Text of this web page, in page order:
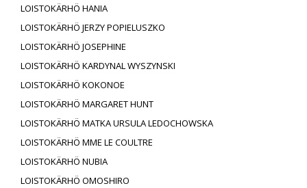
LOISTOKÄRHÖ HANIA
LOISTOKÄRHÖ JERZY POPIELUSZKO
LOISTOKÄRHÖ JOSEPHINE
LOISTOKÄRHÖ KARDYNAL WYSZYNSKI
LOISTOKÄRHÖ KOKONOE
LOISTOKÄRHÖ MARGARET HUNT
LOISTOKÄRHÖ MATKA URSULA LEDOCHOWSKA
LOISTOKÄRHÖ MME LE COULTRE
LOISTOKÄRHÖ NUBIA
LOISTOKÄRHÖ OMOSHIRO